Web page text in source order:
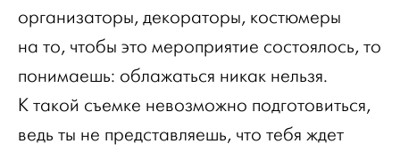
организаторы, декораторы, костюмеры
на то, чтобы это мероприятие состоялось, то
понимаешь: облажаться никак нельзя.
К такой съемке невозможно подготовиться,
ведь ты не представляешь, что тебя ждет